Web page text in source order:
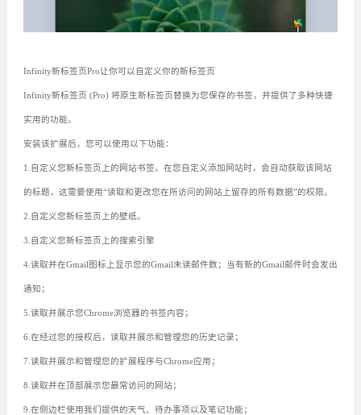
Infinity新标签页Pro让你可以自定义你的新标签页
Infinity新标签页 (Pro) 将原生新标签页替换为您保存的书签，并提供了多种快捷
实用的功能。
安装该扩展后，您可以使用以下功能：
1.自定义您新标签页上的网站书签。在您自定义添加网站时，会自动获取该网站
的标题，这需要使用“读取和更改您在所访问的网站上留存的所有数据”的权限。
2.自定义您新标签页上的壁纸。
3.自定义您新标签页上的搜索引擎
4.读取并在Gmail图标上显示您的Gmail未读邮件数；当有新的Gmail邮件时会发出
通知；
5.读取并展示您Chrome浏览器的书签内容；
6.在经过您的授权后，读取并展示和管理您的历史记录；
7.读取并展示和管理您的扩展程序与Chrome应用；
8.读取并在顶部展示您最常访问的网站；
9.在侧边栏使用我们提供的天气、待办事项以及笔记功能；